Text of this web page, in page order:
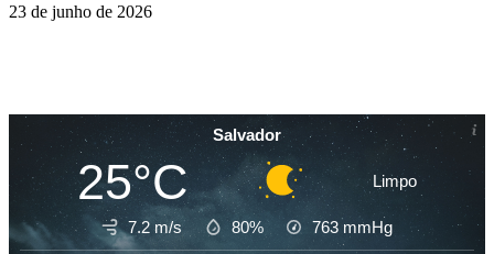
23 de junho de 2026
Salvador
25°C Limpo
7.2 m/s 80% 763 mmHg